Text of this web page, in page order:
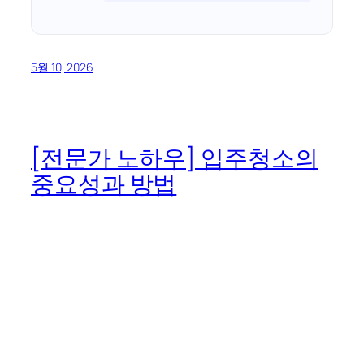
5월 10, 2026
[전문가 노하우] 입주청소의
중요성과 방법